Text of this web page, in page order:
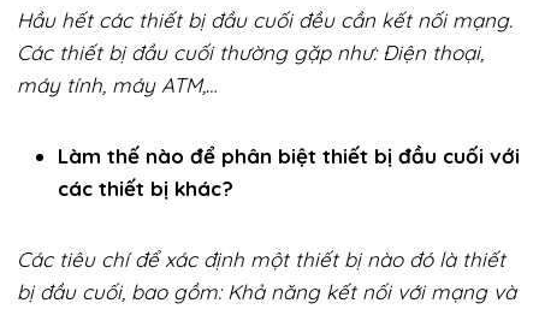
Hầu hết các thiết bị đầu cuối đều cần kết nối mạng.
Các thiết bị đầu cuối thường gặp như: Điện thoại,
máy tính, máy ATM,…
Làm thế nào để phân biệt thiết bị đầu cuối với
các thiết bị khác?
Các tiêu chí để xác định một thiết bị nào đó là thiết
bị đầu cuối, bao gồm: Khả năng kết nối với mạng và